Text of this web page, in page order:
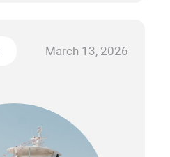
March 13, 2026